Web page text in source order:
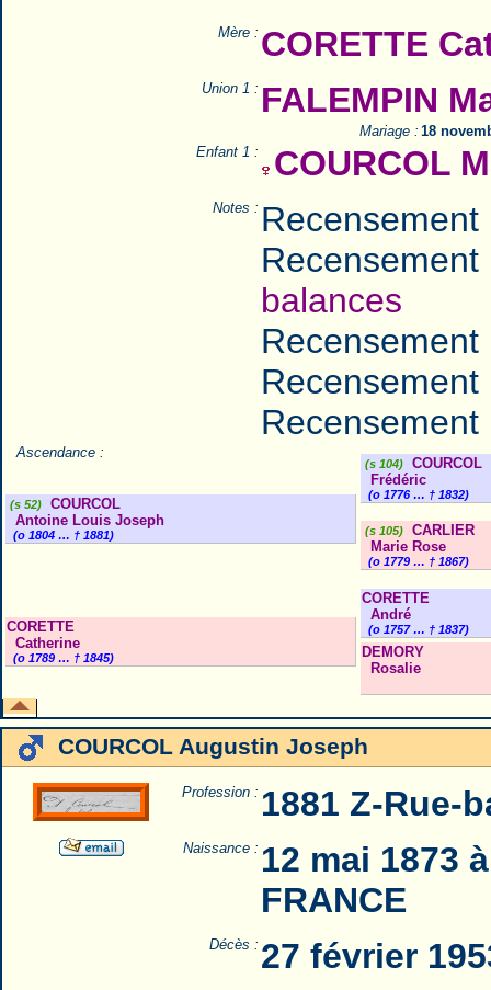
Mère : CORETTE
Union 1 : FALEMPIN
Mariage : 18
Enfant 1 :
COURCOL
Notes :
balances
(s 52)
COURCOL
Antoine Louis Joseph
(o 1804 … † 1881)
(s 104)
COURCOL
Frédéric
(o 1776 … † 1832)
(s 105)
CARLIER
Marie Rose
(o 1779 … † 1867)
CORETTE
Catherine
(o 1789 … † 1845)
CORETTE
André
(o 1757 … † 1837)
DEMORY
Rosalie
Ascendance :
COURCOL Augustin Joseph
Profession : 1881 Z-Rue-
Naissance : 12 mai 1873
FRANCE
Décès : 27 février